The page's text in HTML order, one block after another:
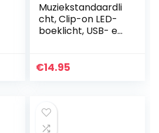
Muziekstandaardli
cht, Clip-on LED-
boeklicht, USB- en
Mini Dubbel
€14.95